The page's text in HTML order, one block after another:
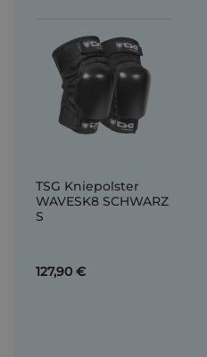
TSG Kniepolster
WAVESK8 SCHWARZ
S
127,90 €